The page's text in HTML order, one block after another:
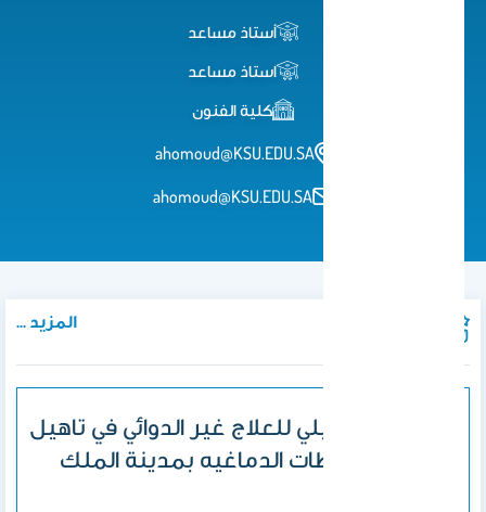
أستاذ مساعد
استاذ مساعد
كلية الفنون
ahomoud@KSU.EDU.SA
ahomoud@KSU.EDU.SA
المزيد ...
الدور التشكيلي للعلاج غير الدوائي في تاهيل
مدضئ الجلطات الدماغيه بمدينة الملك